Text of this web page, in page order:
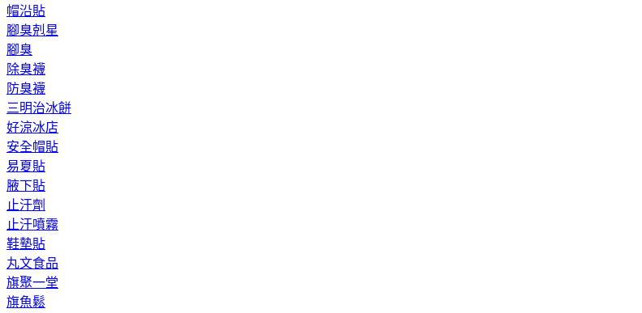
帽沿貼
腳臭剋星
腳臭
除臭襪
防臭襪
三明治冰餅
好涼冰店
安全帽貼
易夏貼
腋下貼
止汗劑
止汗噴霧
鞋墊貼
丸文食品
旗聚一堂
旗魚鬆